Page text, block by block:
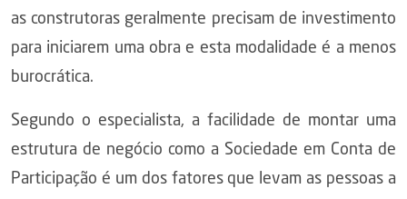
as construtoras geralmente precisam de investimento
para iniciarem uma obra e esta modalidade é a menos
burocrática.
Segundo o especialista, a facilidade de montar uma
estrutura de negócio como a Sociedade em Conta de
Participação é um dos fatores que levam as pessoas a